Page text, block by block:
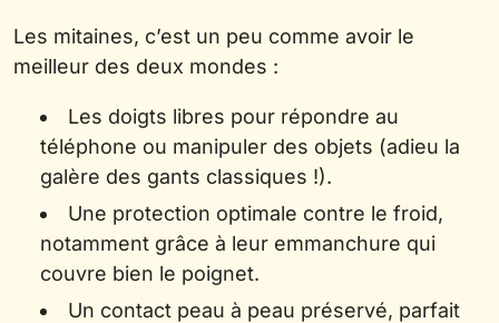
Les mitaines, c’est un peu comme avoir le
meilleur des deux mondes :
Les doigts libres pour répondre au
téléphone ou manipuler des objets (adieu la
galère des gants classiques !).
Une protection optimale contre le froid,
notamment grâce à leur emmanchure qui
couvre bien le poignet.
Un contact peau à peau préservé, parfait